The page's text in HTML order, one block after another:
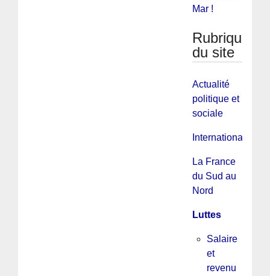
Mar !
Rubriques
du site
Actualité
politique et
sociale
International
La France
du Sud au
Nord
Luttes
Salaire
et
revenu